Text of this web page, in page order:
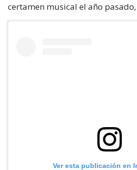
certamen musical el año
Ver esta publicación en